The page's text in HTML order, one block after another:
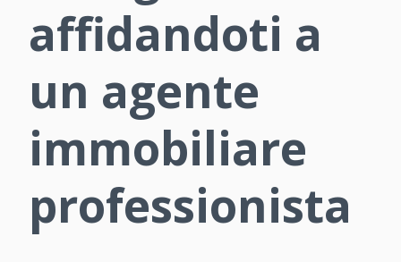
affidandoti a
un agente
immobiliare
professionista